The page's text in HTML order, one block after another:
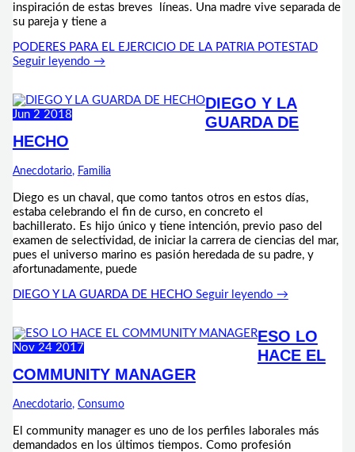
inspiración de estas breves líneas. Una madre vive separada de
su pareja y tiene a
PODERES PARA EL EJERCICIO DE LA PATRIA POTESTAD
Seguir leyendo →
Jun 2 2018
DIEGO Y LA
GUARDA DE
HECHO
Anecdotario, Familia
Diego es un chaval, que como tantos otros en estos días,
estaba celebrando el fin de curso, en concreto el
bachillerato. Es hijo único y tiene intención, previo paso del
examen de selectividad, de iniciar la carrera de ciencias del mar,
pues el universo marino es pasión heredada de su padre, y
afortunadamente, puede
DIEGO Y LA GUARDA DE HECHOSeguir leyendo →
Nov 24 2017
ESO LO
HACE EL
COMMUNITY MANAGER
Anecdotario, Consumo
El community manager es uno de los perfiles laborales más
demandados en los últimos tiempos. Como profesión